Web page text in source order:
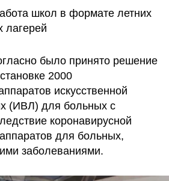
лагерей
было принято решение
2000
искусственной
(ИВЛ) для больных с
коронавирусной
для больных,
заболеваниями.